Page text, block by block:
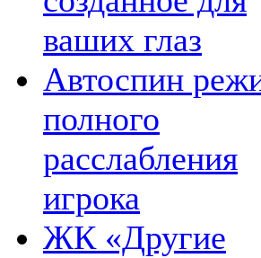
ваших глаз
Автоспин
полного
расслабления
игрока
ЖК «Другие